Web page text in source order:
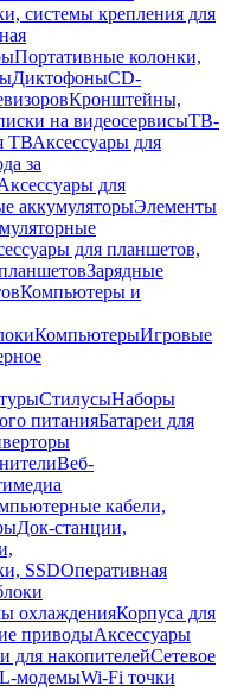
системы крепления для
Портативные колонки,
ДиктофоныCD-
Кронштейны,
на видеосервисыТВ-
ТВАксессуары для
за
для
аккумуляторыЭлементы
для планшетов,
Зарядные
Компьютеры и
КомпьютерыИгровые
СтилусыНаборы
питанияБатареи для
Веб-
кабели,
Док-станции,
SSDОперативная
охлажденияКорпуса для
приводыАксессуары
для накопителейСетевое
модемыWi-Fi точки